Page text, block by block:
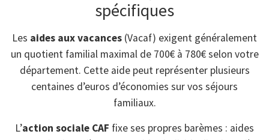
spécifiques
Les aides aux vacances (Vacaf) exigent généralement
un quotient familial maximal de 700€ à 780€ selon votre
département. Cette aide peut représenter plusieurs
centaines d’euros d’économies sur vos séjours
familiaux.
L’action sociale CAF fixe ses propres barèmes : aides